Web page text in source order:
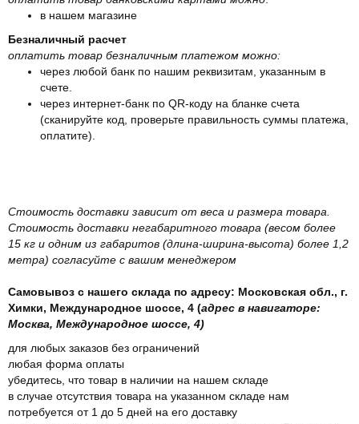
в нашем магазине
Безналичный расчет
оплатить товар безналичным платежом можно:
через любой банк по нашим реквизитам, указанным в
счете.
через интернет-банк по QR-коду на бланке счета
(сканируйте код, проверьте правильность суммы платежа,
оплатите).
Стоимость доставки зависит от веса и размера товара.
Стоимость доставки негабаритного товара (весом более
15 кг и одним из габаритов (длина-ширина-высота) более 1,2
метра) согласуйте с вашим менеджером
Самовывоз с нашего склада по адресу: Московская обл., г.
Химки, Международное шоссе, 4 (адрес в навигаторе:
Москва, Международное шоссе, 4)
для любых заказов без ограничений
любая форма оплаты
убедитесь, что товар в наличии на нашем складе
в случае отсутствия товара на указанном складе нам
потребуется от 1 до 5 дней на его доставку